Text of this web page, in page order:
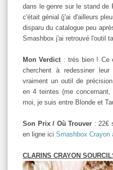
dans le genre sur le stand de
c'était génial (j'ai d'ailleurs
disparu du catalogue peu
Smashbox j'ai retrouvé l'outil
Mon Verdict : très bien ! Ce
cherchent à redessiner
vraiment un outil de
en 4 teintes (me
moi, je suis entre Blonde et
Son Prix / Où Trouver : 22€
en ligne ici Smashbox Crayon
CLARINS CRAYON